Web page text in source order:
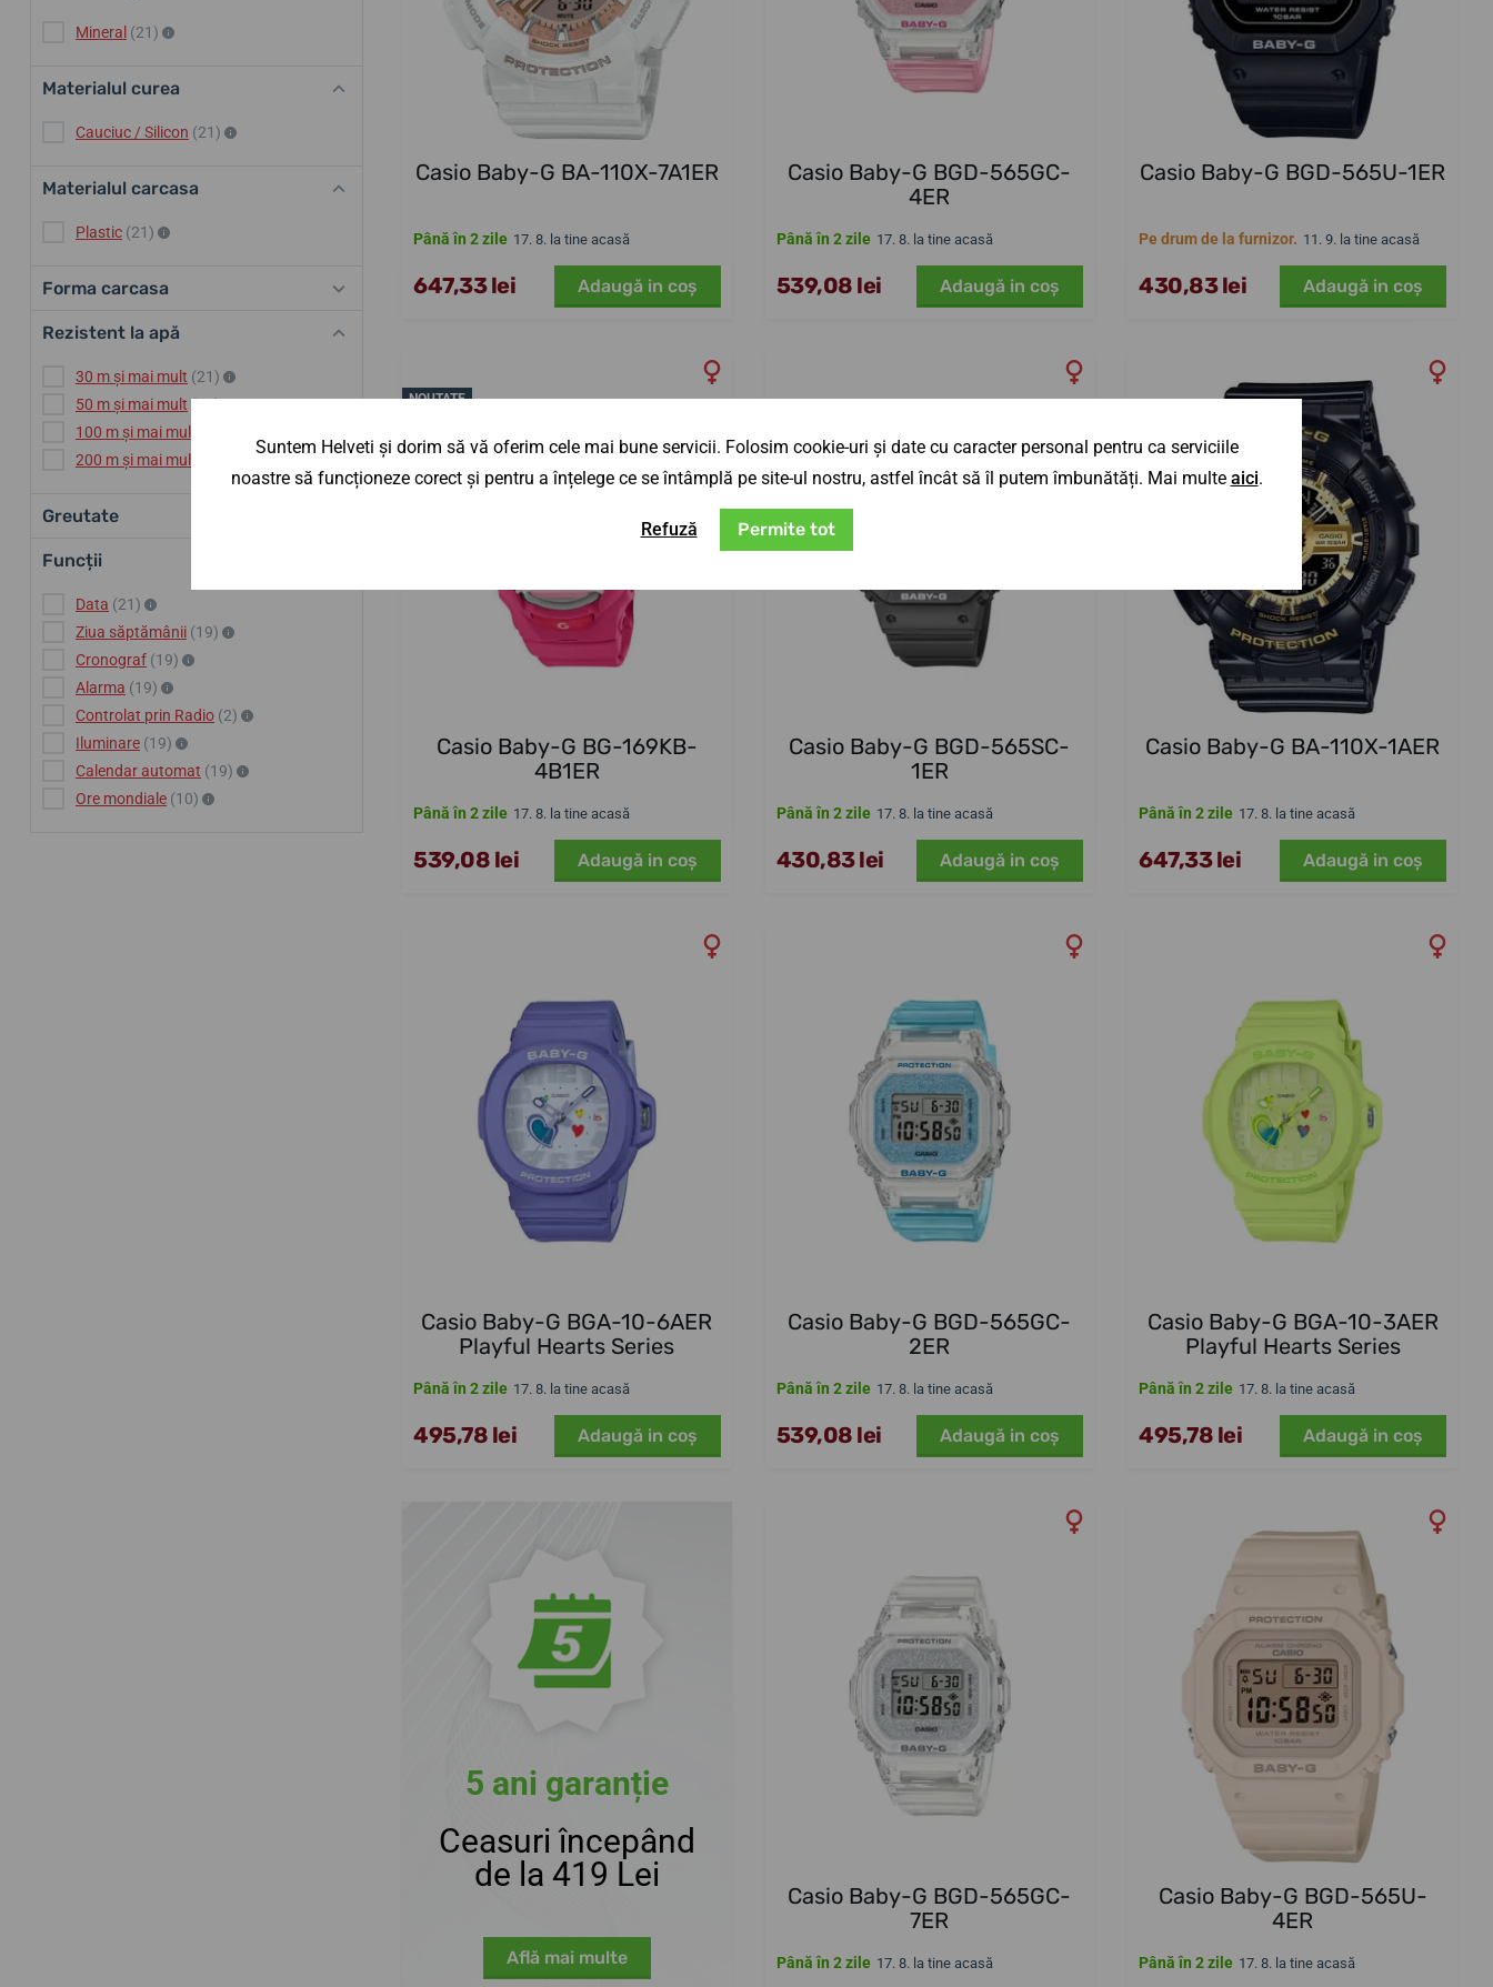
Mineral (21)
Materialul curea
Cauciuc / Silicon (21)
Materialul carcasa
Plastic (21)
Forma carcasa
Rezistent la apă
30 m și mai mult (21)
50 m și mai mult (21)
100 m și mai mult
200 m și mai mult
Greutate
Funcții
Data (21)
Ziua săptămânii (19)
Cronograf (19)
Alarma (19)
Controlat prin Radio (2)
Iluminare (19)
Calendar automat (19)
Ore mondiale (10)
Casio Baby-G BA-110X-7A1ER
Până în 2 zile 17. 8. la tine acasă
647,33 lei Adaugă in coş
Casio Baby-G BGD-565GC-
4ER
Până în 2 zile 17. 8. la tine acasă
539,08 lei Adaugă in coş
Casio Baby-G BGD-565U-1ER
Pe drum de la furnizor. 11. 9. la tine acasă
430,83 lei Adaugă in coş
NOUTATE
Casio Baby-G BG-169KB-
4B1ER
Până în 2 zile 17. 8. la tine acasă
539,08 lei Adaugă in coş
Casio Baby-G BGD-565SC-
1ER
Până în 2 zile 17. 8. la tine acasă
430,83 lei Adaugă in coş
Casio Baby-G BA-110X-1AER
Până în 2 zile 17. 8. la tine acasă
647,33 lei Adaugă in coş
Casio Baby-G BGA-10-6AER
Playful Hearts Series
Până în 2 zile 17. 8. la tine acasă
495,78 lei Adaugă in coş
Casio Baby-G BGD-565GC-
2ER
Până în 2 zile 17. 8. la tine acasă
539,08 lei Adaugă in coş
Casio Baby-G BGA-10-3AER
Playful Hearts Series
Până în 2 zile 17. 8. la tine acasă
495,78 lei Adaugă in coş
5 ani garanție
Ceasuri începând
de la 419 Lei
Află mai multe
Casio Baby-G BGD-565GC-
7ER
Până în 2 zile 17. 8. la tine acasă
Casio Baby-G BGD-565U-
4ER
Până în 2 zile 17. 8. la tine acasă
Suntem Helveti și dorim să vă oferim cele mai bune servicii. Folosim cookie-uri și date cu caracter personal pentru ca serviciile
noastre să funcționeze corect și pentru a înțelege ce se întâmplă pe site-ul nostru, astfel încât să îl putem îmbunătăți. Mai multe aici.
Refuză Permite tot